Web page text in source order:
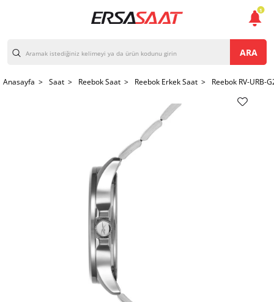
ARA
Anasayfa > Saat > Reebok Saat > Reebok Erkek Saat > Reebok RV-URB-
1